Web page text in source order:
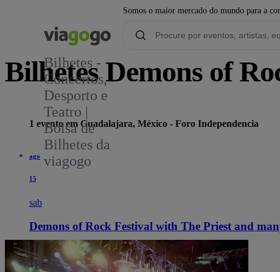
Somos o maior mercado do mundo para a
Bilhetes -
Concertos,
Desporto e
Teatro |
Bolsa de
Bilhetes da
viagogo
Bilhetes Demons of
1 evento em Guadalajara, México - Foro Independencia
ago
15
sab
Demons of Rock Festival with The Priest and
19:00 Guadalajara, MéxicoForo Independencia
Foro Independencia